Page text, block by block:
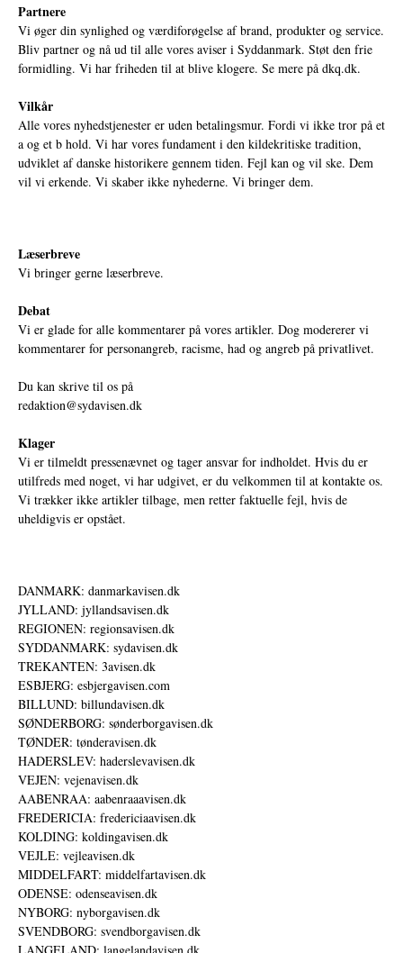
Partnere
Vi øger din synlighed og værdiforøgelse af brand, produkter og service.
Bliv partner og nå ud til alle vores aviser i Syddanmark. Støt den frie
formidling. Vi har friheden til at blive klogere. Se mere på dkq.dk.
Vilkår
Alle vores nyhedstjenester er uden betalingsmur. Fordi vi ikke tror på et
a og et b hold. Vi har vores fundament i den kildekritiske tradition,
udviklet af danske historikere gennem tiden. Fejl kan og vil ske. Dem
vil vi erkende. Vi skaber ikke nyhederne. Vi bringer dem.
Læserbreve
Vi bringer gerne læserbreve.
Debat
Vi er glade for alle kommentarer på vores artikler. Dog modererer vi
kommentarer for personangreb, racisme, had og angreb på privatlivet.
Du kan skrive til os på
redaktion@sydavisen.dk
Klager
Vi er tilmeldt pressenævnet og tager ansvar for indholdet. Hvis du er
utilfreds med noget, vi har udgivet, er du velkommen til at kontakte os.
Vi trækker ikke artikler tilbage, men retter faktuelle fejl, hvis de
uheldigvis er opstået.
DANMARK: danmarkavisen.dk
JYLLAND: jyllandsavisen.dk
REGIONEN: regionsavisen.dk
SYDDANMARK: sydavisen.dk
TREKANTEN: 3avisen.dk
ESBJERG: esbjergavisen.com
BILLUND: billundavisen.dk
SØNDERBORG: sønderborgavisen.dk
TØNDER: tønderavisen.dk
HADERSLEV: haderslevavisen.dk
VEJEN: vejenavisen.dk
AABENRAA: aabenraaavisen.dk
FREDERICIA: fredericiaavisen.dk
KOLDING: koldingavisen.dk
VEJLE: vejleavisen.dk
MIDDELFART: middelfartavisen.dk
ODENSE: odenseavisen.dk
NYBORG: nyborgavisen.dk
SVENDBORG: svendborgavisen.dk
LANGELAND: langelandavisen.dk